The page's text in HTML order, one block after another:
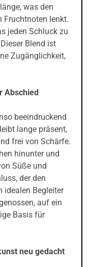
was den
Fruchtnoten lenkt.
jeden Schluck zu
Blend ist
Zugänglichkeit,
Abschied
beeindruckend
lange präsent,
frei von Schärfe.
hinunter und
Süße und
der den
idealen Begleiter
auf ein
Basis für
neu gedacht